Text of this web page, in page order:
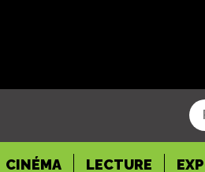
CINÉMA LECTURE